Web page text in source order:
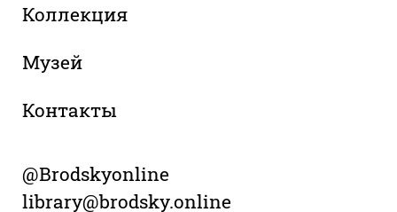
Коллекция
Музей
Контакты
@Brodskyonline
library@brodsky.online